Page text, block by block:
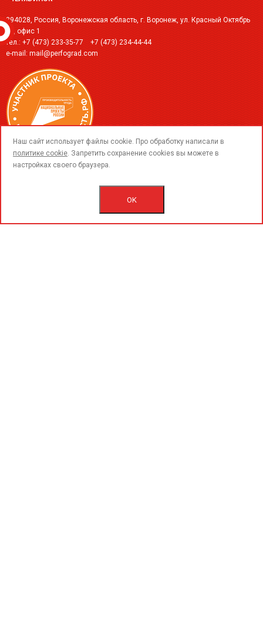
394028, Россия, Воронежская область, г. Воронеж, ул. Красный Октябрь
2Г, офис 1
тел.:+7 (473) 233-35-77
+7 (473) 234-44-44
e-mail:mail@perfograd.com
call
Наш сайт использует файлы cookie. Про обработку написали в
политике cookie. Запретить сохранение cookies вы можете в
настройках своего браузера.
OK